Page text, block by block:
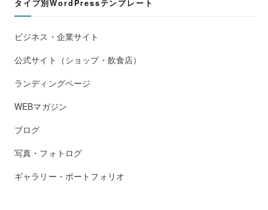
タイプ別WordPressテンプレート
ビジネス・企業サイト
公式サイト（ショップ・飲食店）
ランディングページ
WEBマガジン
ブログ
写真・フォトログ
ギャラリー・ポートフォリオ